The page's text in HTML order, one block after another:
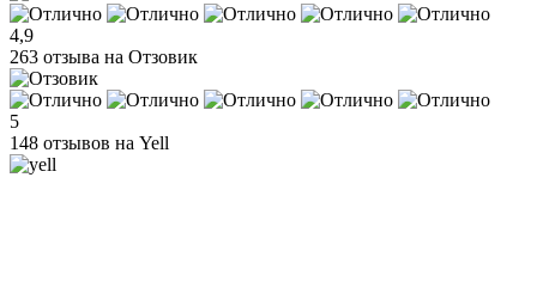
4,9
263 отзыва на Отзовик
5
148 отзывов на Yell